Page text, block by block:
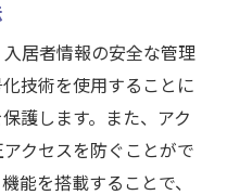
居者情報の安全な管理
技術を使用することに
護します。また、アク
クセスを防ぐことがで
能を搭載することで、